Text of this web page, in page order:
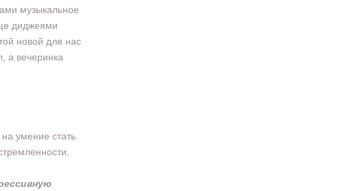
музыкальное
диджеями
новой для нас
а вечеринка
умение стать